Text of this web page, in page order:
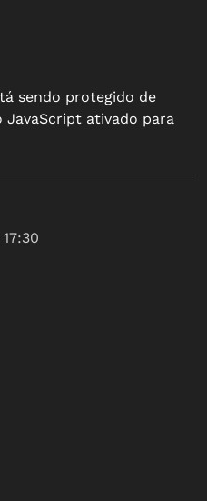
sendo protegido de
JavaScript ativado para